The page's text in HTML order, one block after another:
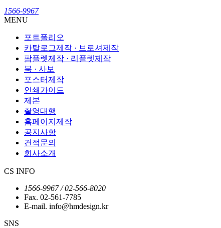
1566-9967
MENU
포트폴리오
카탈로그제작 · 브로셔제작
팜플렛제작 · 리플렛제작
북 · 사보
포스터제작
인쇄가이드
제본
촬영대행
홈페이지제작
공지사항
견적문의
회사소개
CS INFO
1566-9967 / 02-566-8020
Fax. 02-561-7785
E-mail. info@hmdesign.kr
SNS